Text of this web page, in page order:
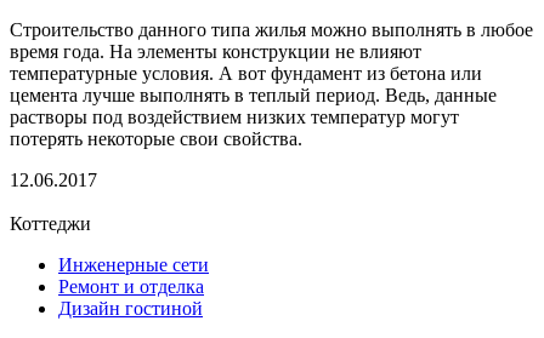
Строительство данного типа жилья можно выполнять в любое
время года. На элементы конструкции не влияют
температурные условия. А вот фундамент из бетона или
цемента лучше выполнять в теплый период. Ведь, данные
растворы под воздействием низких температур могут
потерять некоторые свои свойства.
12.06.2017
Коттеджи
Инженерные сети
Ремонт и отделка
Дизайн гостиной